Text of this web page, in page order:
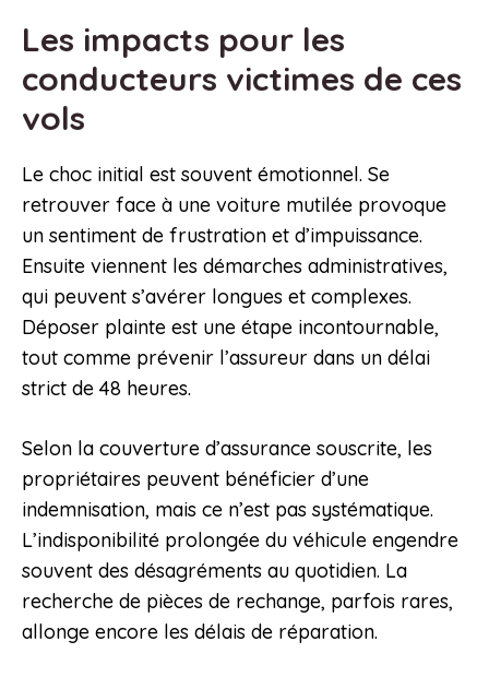
Les impacts pour les
conducteurs victimes de ces
vols
Le choc initial est souvent émotionnel. Se
retrouver face à une voiture mutilée provoque
un sentiment de frustration et d’impuissance.
Ensuite viennent les démarches administratives,
qui peuvent s’avérer longues et complexes.
Déposer plainte est une étape incontournable,
tout comme prévenir l’assureur dans un délai
strict de 48 heures.
Selon la couverture d’assurance souscrite, les
propriétaires peuvent bénéficier d’une
indemnisation, mais ce n’est pas systématique.
L’indisponibilité prolongée du véhicule engendre
souvent des désagréments au quotidien. La
recherche de pièces de rechange, parfois rares,
allonge encore les délais de réparation.